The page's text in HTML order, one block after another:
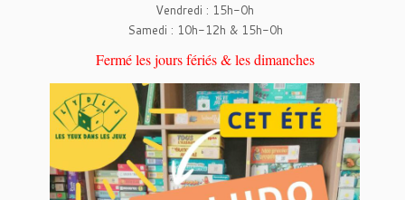
Vendredi : 15h-0h
Samedi : 10h-12h & 15h-0h
Fermé les jours fériés & les dimanches